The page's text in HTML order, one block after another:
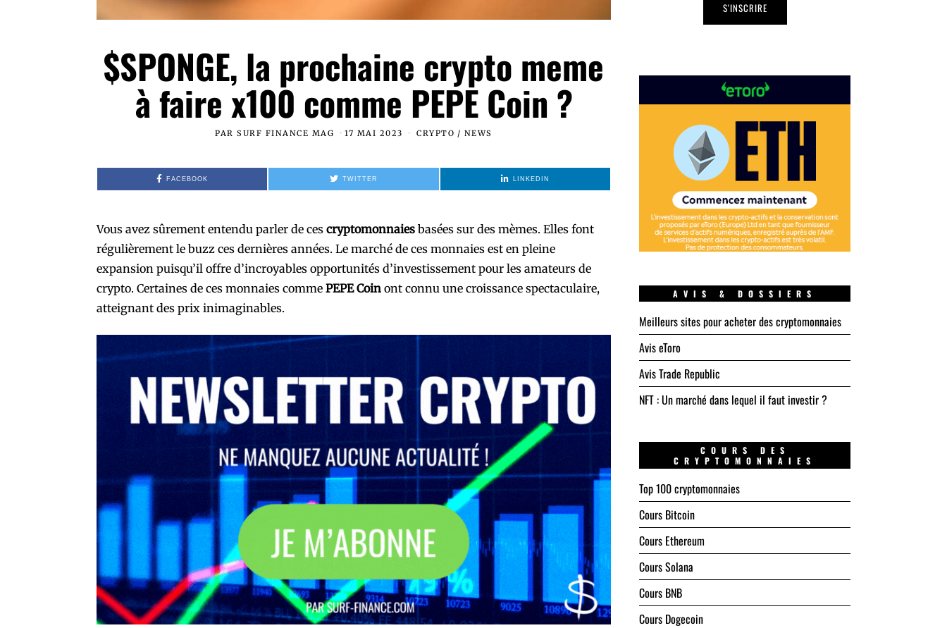
$SPONGE, la prochaine crypto meme
à faire x100 comme PEPE Coin ?
PARSURF FINANCE MAG 17 MAI 2023 CRYPTO / NEWS
FACEBOOK TWITTER LINKEDIN
Vous avez sûrement entendu parler de ces cryptomonnaies basées sur des mèmes. Elles font
régulièrement le buzz ces dernières années. Le marché de ces monnaies est en pleine
expansion puisqu’il offre d’incroyables opportunités d’investissement pour les amateurs de
crypto. Certaines de ces monnaies comme PEPE Coin ont connu une croissance spectaculaire,
atteignant des prix inimaginables.
AVIS & DOSSIERS
Meilleurs sites pour acheter des cryptomonnaies
Avis eToro
Avis Trade Republic
NFT : Un marché dans lequel il faut investir ?
COURS DES
CRYPTOMONNAIES
Top 100 cryptomonnaies
Cours Bitcoin
Cours Ethereum
Cours Solana
Cours BNB
Cours Dogecoin